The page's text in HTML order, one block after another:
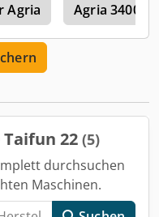
Kundendienst, sofort
und
// Bruttopreis 8.990,-€
/ Probefahrt gerne
Agria Agria 3400
22 (5)
durchsuchen
Maschinen.